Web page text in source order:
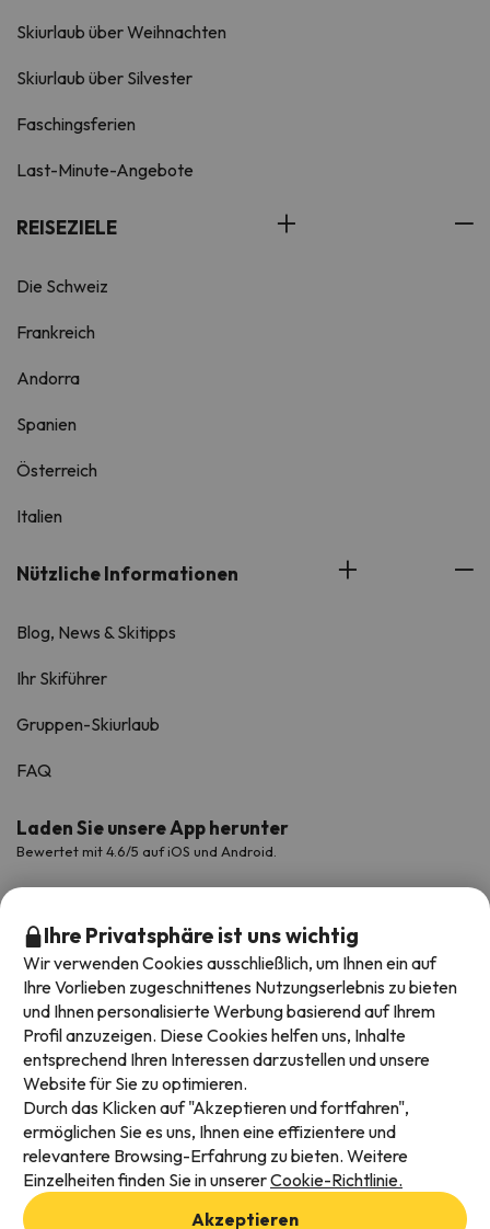
Skiurlaub über Weihnachten
Skiurlaub über Silvester
Faschingsferien
Last-Minute-Angebote
REISEZIELE
Die Schweiz
Frankreich
Andorra
Spanien
Österreich
Italien
Nützliche Informationen
Blog, News & Skitipps
Ihr Skiführer
Gruppen-Skiurlaub
FAQ
Laden Sie unsere App herunter
Bewertet mit 4.6/5 auf iOS und Android.
Verfügbare Zahlungsarten
Impressum und AGBs
Ihre Privatsphäre ist uns wichtig
Wir verwenden Cookies ausschließlich, um Ihnen ein auf
Ihre Vorlieben zugeschnittenes Nutzungserlebnis zu bieten
und Ihnen personalisierte Werbung basierend auf Ihrem
Profil anzuzeigen. Diese Cookies helfen uns, Inhalte
entsprechend Ihren Interessen darzustellen und unsere
Website für Sie zu optimieren.
Durch das Klicken auf "Akzeptieren und fortfahren",
ermöglichen Sie es uns, Ihnen eine effizientere und
relevantere Browsing-Erfahrung zu bieten. Weitere
Einzelheiten finden Sie in unsererCookie-Richtlinie.
Akzeptieren